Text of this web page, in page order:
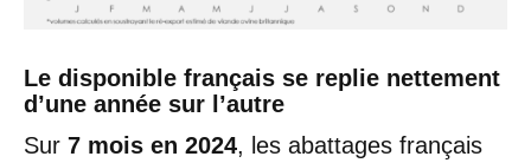
Le disponible français se replie nettement
d’une année sur l’autre
Sur 7 mois en 2024, les abattages français